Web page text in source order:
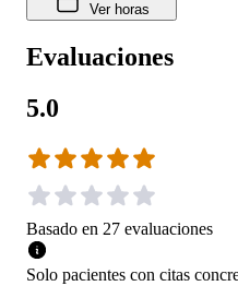
Ver horas
Evaluaciones
5.0
Basado en 27 evaluaciones
Solo pacientes con citas